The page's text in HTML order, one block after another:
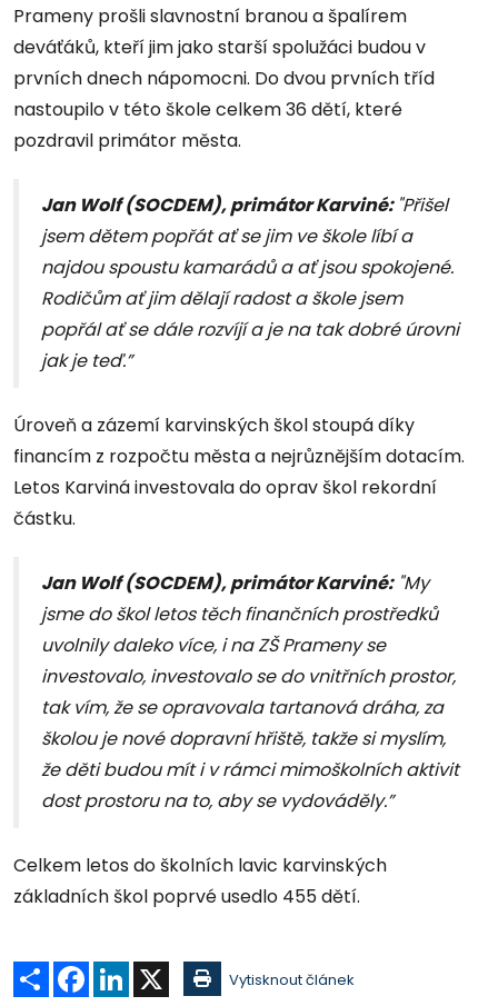
Prameny prošli slavnostní branou a špalírem
deváťáků, kteří jim jako starší spolužáci budou v
prvních dnech nápomocni. Do dvou prvních tříd
nastoupilo v této škole celkem 36 dětí, které
pozdravil primátor města.
Jan Wolf (SOCDEM), primátor Karviné: "Přišel
jsem dětem popřát ať se jim ve škole líbí a
najdou spoustu kamarádů a ať jsou spokojené.
Rodičům ať jim dělají radost a škole jsem
popřál ať se dále rozvíjí a je na tak dobré úrovni
jak je teď.”
Úroveň a zázemí karvinských škol stoupá díky
financím z rozpočtu města a nejrůznějším dotacím.
Letos Karviná investovala do oprav škol rekordní
částku.
Jan Wolf (SOCDEM), primátor Karviné:"My
jsme do škol letos těch finančních prostředků
uvolnily daleko více, i na ZŠ Prameny se
investovalo, investovalo se do vnitřních prostor,
tak vím, že se opravovala tartanová dráha, za
školou je nové dopravní hřiště, takže si myslím,
že děti budou mít i v rámci mimoškolních aktivit
dost prostoru na to, aby se vydováděly.”
Celkem letos do školních lavic karvinských
základních škol poprvé usedlo 455 dětí.
Sdílet Facebook
LinkedIn Vytisknout článek